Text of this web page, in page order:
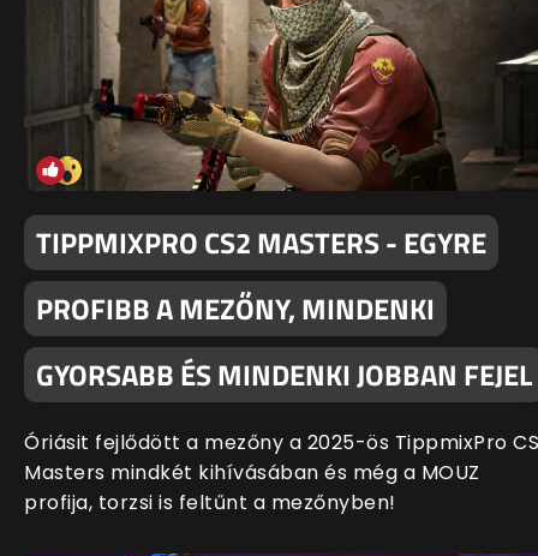
TIPPMIXPRO CS2 MASTERS - EGYRE
PROFIBB A MEZŐNY, MINDENKI
GYORSABB ÉS MINDENKI JOBBAN FEJEL
Óriásit fejlődött a mezőny a 2025-ös TippmixPro
Masters mindkét kihívásában és még a MOUZ
profija, torzsi is feltűnt a mezőnyben!